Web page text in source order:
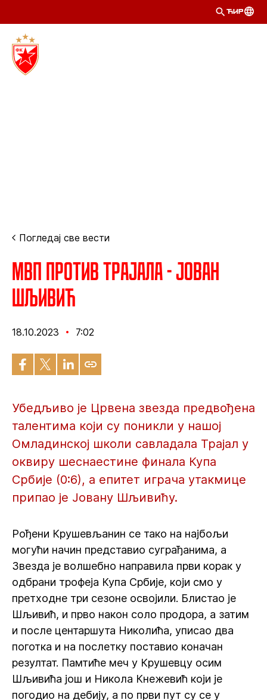
ЋИР
Погледај све вести
МВП против Трајала - Јован
Шљивић
18.10.2023 7:02
Убедљиво је Црвена звезда предвођена
талентима који су поникли у нашој
Омладинској школи савладала Трајал у
оквиру шеснаестине финала Купа
Србије (0:6), а епитет играча утакмице
припао је Јовану Шљивићу.
Рођени Крушевљанин се тако на најбољи
могући начин представио суграђанима, а
Звезда је волшебно направила први корак у
одбрани трофеја Купа Србије, који смо у
претходне три сезоне освојили. Блистао је
Шљивић, и прво након соло продора, а затим
и после центаршута Николића, уписао два
поготка и на послетку поставио коначан
резултат. Памтиће меч у Крушевцу осим
Шљивића још и Никола Кнежевић који је
погодио на дебију, а по први пут су се у